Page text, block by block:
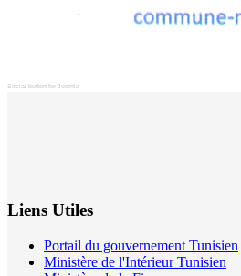
Social button for Joomla
Liens Utiles
Portail du gouvernement Tunisien
Ministère de l'Intérieur Tunisien